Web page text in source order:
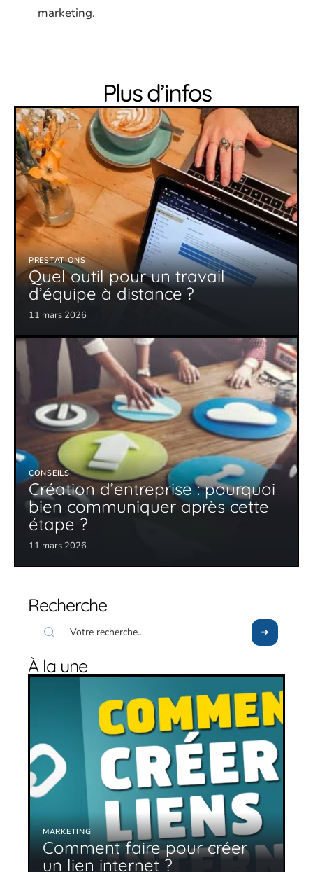
marketing.
Plus d’infos
PRESTATIONS
Quel outil pour un travail
d’équipe à distance ?
11 mars 2026
CONSEILS
Création d’entreprise : pourquoi
bien communiquer après cette
étape ?
11 mars 2026
Recherche
À la une
MARKETING
Comment faire pour créer
un lien internet ?